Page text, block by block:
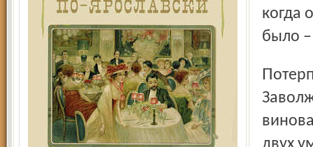
когда
было
Потерпевший уже обратился в суд и прокуратуру